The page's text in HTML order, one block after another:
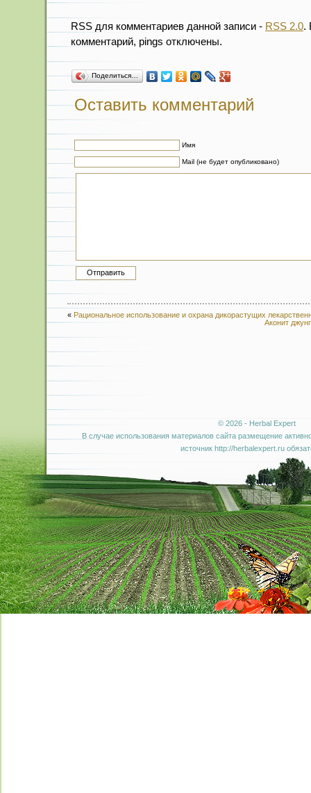
RSS для комментариев данной записи - RSS 2.0.
комментарий, pings отключены.
Поделиться…
Оставить комментарий
Имя
Mail (не будет опубликовано)
« Рациональное использование и охрана дикорастущих
Аконит
© 2026 - Herbal Expert
В случае использования материалов сайта размещение
источник http://herbalexpert.ru